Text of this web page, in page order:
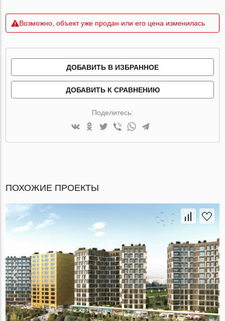
Возможно, объект уже продан или его цена изменилась
ДОБАВИТЬ В ИЗБРАННОЕ
ДОБАВИТЬ К СРАВНЕНИЮ
Поделитесь:
ПОХОЖИЕ ПРОЕКТЫ